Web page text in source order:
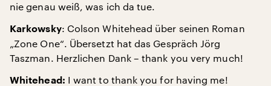
nie genau weiß, was ich da tue.
Karkowsky: Colson Whitehead über seinen Roman
„Zone One“. Übersetzt hat das Gespräch Jörg
Taszman. Herzlichen Dank – thank you very much!
Whitehead: I want to thank you for having me!